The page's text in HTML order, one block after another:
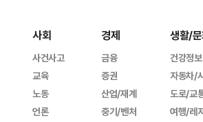
사회
사건사고
교육
노동
언론
경제
금융
증권
산업/재계
중기/벤처
생활/
건강정보
자동차/
도로/교
여행/레